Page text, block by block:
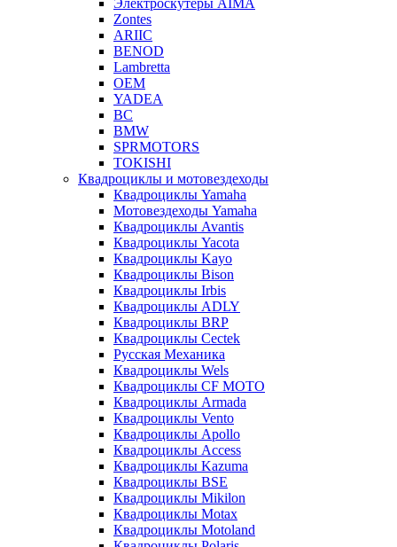
Электроскутеры AIMA
Zontes
ARIIC
BENOD
Lambretta
OEM
YADEA
BC
BMW
SPRMOTORS
TOKISHI
Квадроциклы и мотовездеходы
Квадроциклы Yamaha
Мотовездеходы Yamaha
Квадроциклы Avantis
Квадроциклы Yacota
Квадроциклы Kayo
Квадроциклы Bison
Квадроциклы Irbis
Квадроциклы ADLY
Квадроциклы BRP
Квадроциклы Cectek
Русская Механика
Квадроциклы Wels
Квадроциклы CF MOTO
Квадроциклы Armada
Квадроциклы Vento
Квадроциклы Apollo
Квадроциклы Access
Квадроциклы Kazuma
Квадроциклы BSE
Квадроциклы Mikilon
Квадроциклы Motax
Квадроциклы Motoland